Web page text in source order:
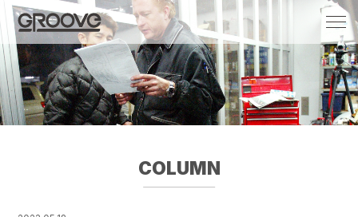
Groove 自転車 カフェ 輸入車・国産車のチ
ューニング/販売
COLUMN